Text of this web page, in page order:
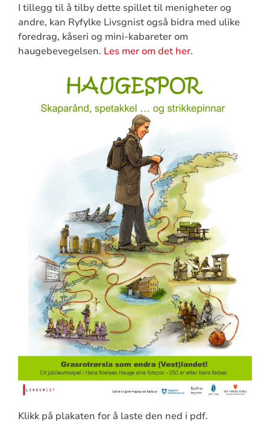
I tillegg til å tilby dette spillet til menigheter og
andre, kan Ryfylke Livsgnist også bidra med ulike
foredrag, kåseri og mini-kabareter om
haugebevegelsen. Les mer om det her.
Klikk på plakaten for å laste den ned i pdf.